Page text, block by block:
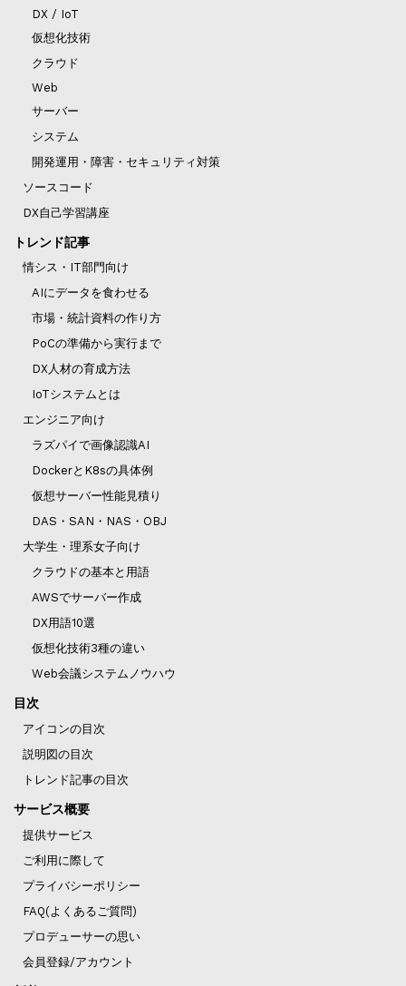
DX / IoT
仮想化技術
クラウド
Web
サーバー
システム
開発運用・障害・セキュリティ対策
ソースコード
DX自己学習講座
トレンド記事
情シス・IT部門向け
AIにデータを食わせる
市場・統計資料の作り方
PoCの準備から実行まで
DX人材の育成方法
IoTシステムとは
エンジニア向け
ラズパイで画像認識AI
DockerとK8sの具体例
仮想サーバー性能見積り
DAS・SAN・NAS・OBJ
大学生・理系女子向け
クラウドの基本と用語
AWSでサーバー作成
DX用語10選
仮想化技術3種の違い
Web会議システムノウハウ
目次
アイコンの目次
説明図の目次
トレンド記事の目次
サービス概要
提供サービス
ご利用に際して
プライバシーポリシー
FAQ(よくあるご質問)
プロデューサーの思い
会員登録/アカウント